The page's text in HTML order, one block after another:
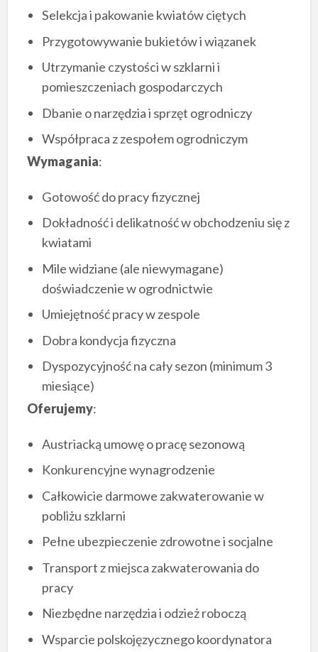
Selekcja i pakowanie kwiatów ciętych
Przygotowywanie bukietów i wiązanek
Utrzymanie czystości w szklarni i
pomieszczeniach gospodarczych
Dbanie o narzędzia i sprzęt ogrodniczy
Współpraca z zespołem ogrodniczym
Wymagania:
Gotowość do pracy fizycznej
Dokładność i delikatność w obchodzeniu się z
kwiatami
Mile widziane (ale niewymagane)
doświadczenie w ogrodnictwie
Umiejętność pracy w zespole
Dobra kondycja fizyczna
Dyspozycyjność na cały sezon (minimum 3
miesiące)
Oferujemy:
Austriacką umowę o pracę sezonową
Konkurencyjne wynagrodzenie
Całkowicie darmowe zakwaterowanie w
pobliżu szklarni
Pełne ubezpieczenie zdrowotne i socjalne
Transport z miejsca zakwaterowania do
pracy
Niezbędne narzędzia i odzież roboczą
Wsparcie polskojęzycznego koordynatora